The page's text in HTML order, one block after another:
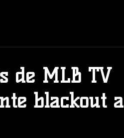
de MLB TV
blackout a